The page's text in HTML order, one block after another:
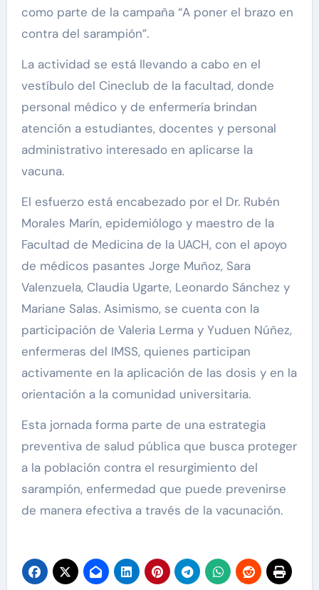
como parte de la campaña “A poner el brazo en
contra del sarampión”.
La actividad se está llevando a cabo en el
vestíbulo del Cineclub de la facultad, donde
personal médico y de enfermería brindan
atención a estudiantes, docentes y personal
administrativo interesado en aplicarse la
vacuna.
El esfuerzo está encabezado por el Dr. Rubén
Morales Marín, epidemiólogo y maestro de la
Facultad de Medicina de la UACH, con el apoyo
de médicos pasantes Jorge Muñoz, Sara
Valenzuela, Claudia Ugarte, Leonardo Sánchez y
Mariane Salas. Asimismo, se cuenta con la
participación de Valeria Lerma y Yuduen Núñez,
enfermeras del IMSS, quienes participan
activamente en la aplicación de las dosis y en la
orientación a la comunidad universitaria.
Esta jornada forma parte de una estrategia
preventiva de salud pública que busca proteger
a la población contra el resurgimiento del
sarampión, enfermedad que puede prevenirse
de manera efectiva a través de la vacunación.